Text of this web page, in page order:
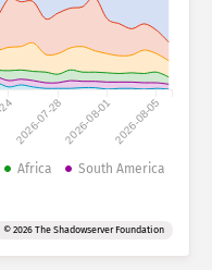
2026-07-282026-08-012026-08-05
Africa
South America
© 2026 The Shadowserver Foundation